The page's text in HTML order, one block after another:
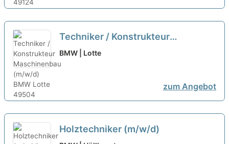
Techniker / Konstrukteur
Maschinenbau (m/w/d)
BMW | Lotte
zum Angebot
Holztechniker (m/w/d)